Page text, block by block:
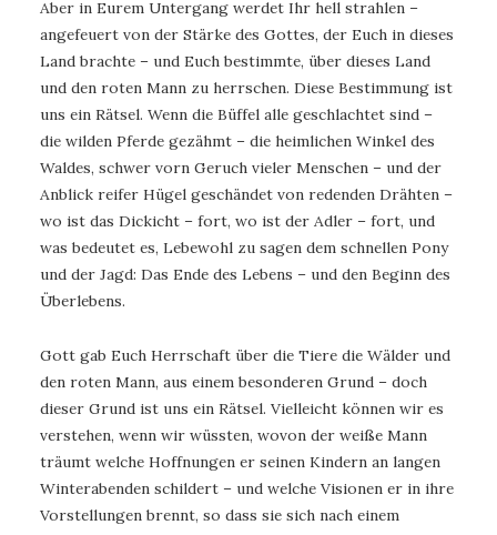
Aber in Eurem Untergang werdet Ihr hell strahlen –
angefeuert von der Stärke des Gottes, der Euch in dieses
Land brachte – und Euch bestimmte, über dieses Land
und den roten Mann zu herrschen. Diese Bestimmung ist
uns ein Rätsel. Wenn die Büffel alle geschlachtet sind –
die wilden Pferde gezähmt – die heimlichen Winkel des
Waldes, schwer vorn Geruch vieler Menschen – und der
Anblick reifer Hügel geschändet von redenden Drähten –
wo ist das Dickicht – fort, wo ist der Adler – fort, und
was bedeutet es, Lebewohl zu sagen dem schnellen Pony
und der Jagd: Das Ende des Lebens – und den Beginn des
Überlebens.
Gott gab Euch Herrschaft über die Tiere die Wälder und
den roten Mann, aus einem besonderen Grund – doch
dieser Grund ist uns ein Rätsel. Vielleicht können wir es
verstehen, wenn wir wüssten, wovon der weiße Mann
träumt welche Hoffnungen er seinen Kindern an langen
Winterabenden schildert – und welche Visionen er in ihre
Vorstellungen brennt, so dass sie sich nach einem